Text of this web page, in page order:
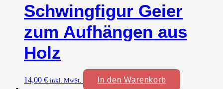
Schwingfigur Geier
zum Aufhängen aus
Holz
14,00 € inkl. MwSt. In den Warenkorb